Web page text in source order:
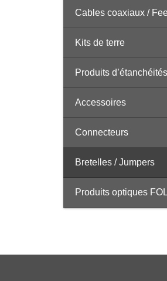
Cables coaxiaux /
Kits de terre
Produits d’étanchéités
Accessoires
Connecteurs
Bretelles / Jumpers
Produits optiques